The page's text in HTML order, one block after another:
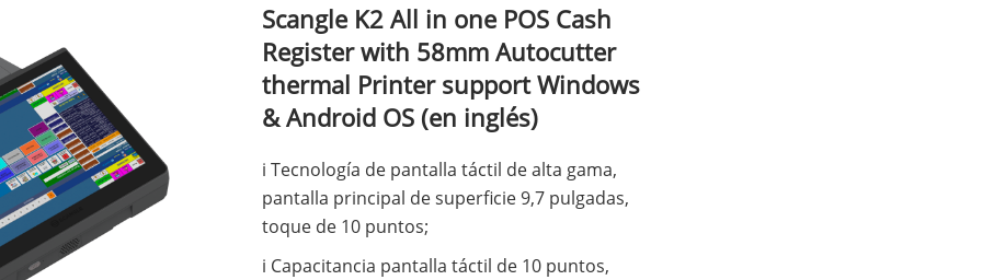
Scangle K2 All in one POS Cash
Register with 58mm Autocutter
thermal Printer support Windows
& Android OS (en inglés)
i Tecnología de pantalla táctil de alta gama,
pantalla principal de superficie 9,7 pulgadas,
toque de 10 puntos;
i Capacitancia pantalla táctil de 10 puntos,